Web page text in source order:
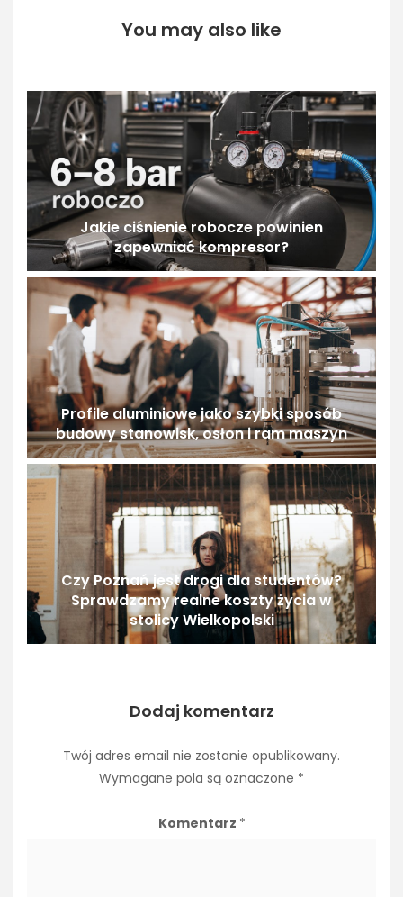
You may also like
Jakie ciśnienie robocze powinien
zapewniać kompresor?
Profile aluminiowe jako szybki sposób
budowy stanowisk, osłon i ram maszyn
Czy Poznań jest drogi dla studentów?
Sprawdzamy realne koszty życia w
stolicy Wielkopolski
Dodaj komentarz
Twój adres email nie zostanie opublikowany.
Wymagane pola są oznaczone *
Komentarz *